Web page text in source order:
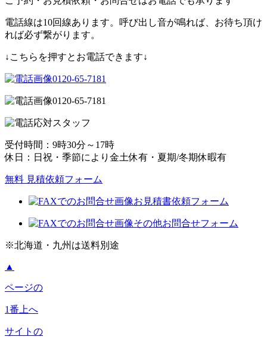
電話線は10回線あります。呼び出し音が鳴れば、お待ち頂け
れば必ず繋がります。
↓こちらを押すとお電話できます↓
0120-65-7181
0120-65-7181
受付時間：9時30分～17時
休日：日祝・季節により金土休有・夏期/冬期休暇有
無料 見積依頼フォーム
お見積書依頼フォーム
その他お問合せフォーム
※北海道・九州は送料別途
▲
ページの
1番上へ
サイトの